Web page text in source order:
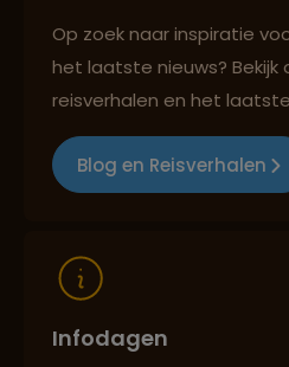
Reizen met oog voor
Op zoek naar inspiratie
het laatste nieuws? Bekijk
reisverhalen en het
Blog en Reisverhalen
Infodagen